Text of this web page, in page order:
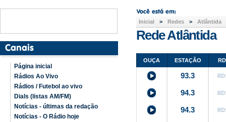
Página inicial
Rádios Ao Vivo
Rádios / Futebol ao vivo
Dials (listas AM/FM)
Notícias - últimas da redação
Notícias - O Rádio hoje
Inicial > Redes > Atlântida
Rede Atlântida
OUÇA ESTAÇÃO
93.3
94.3
94.3